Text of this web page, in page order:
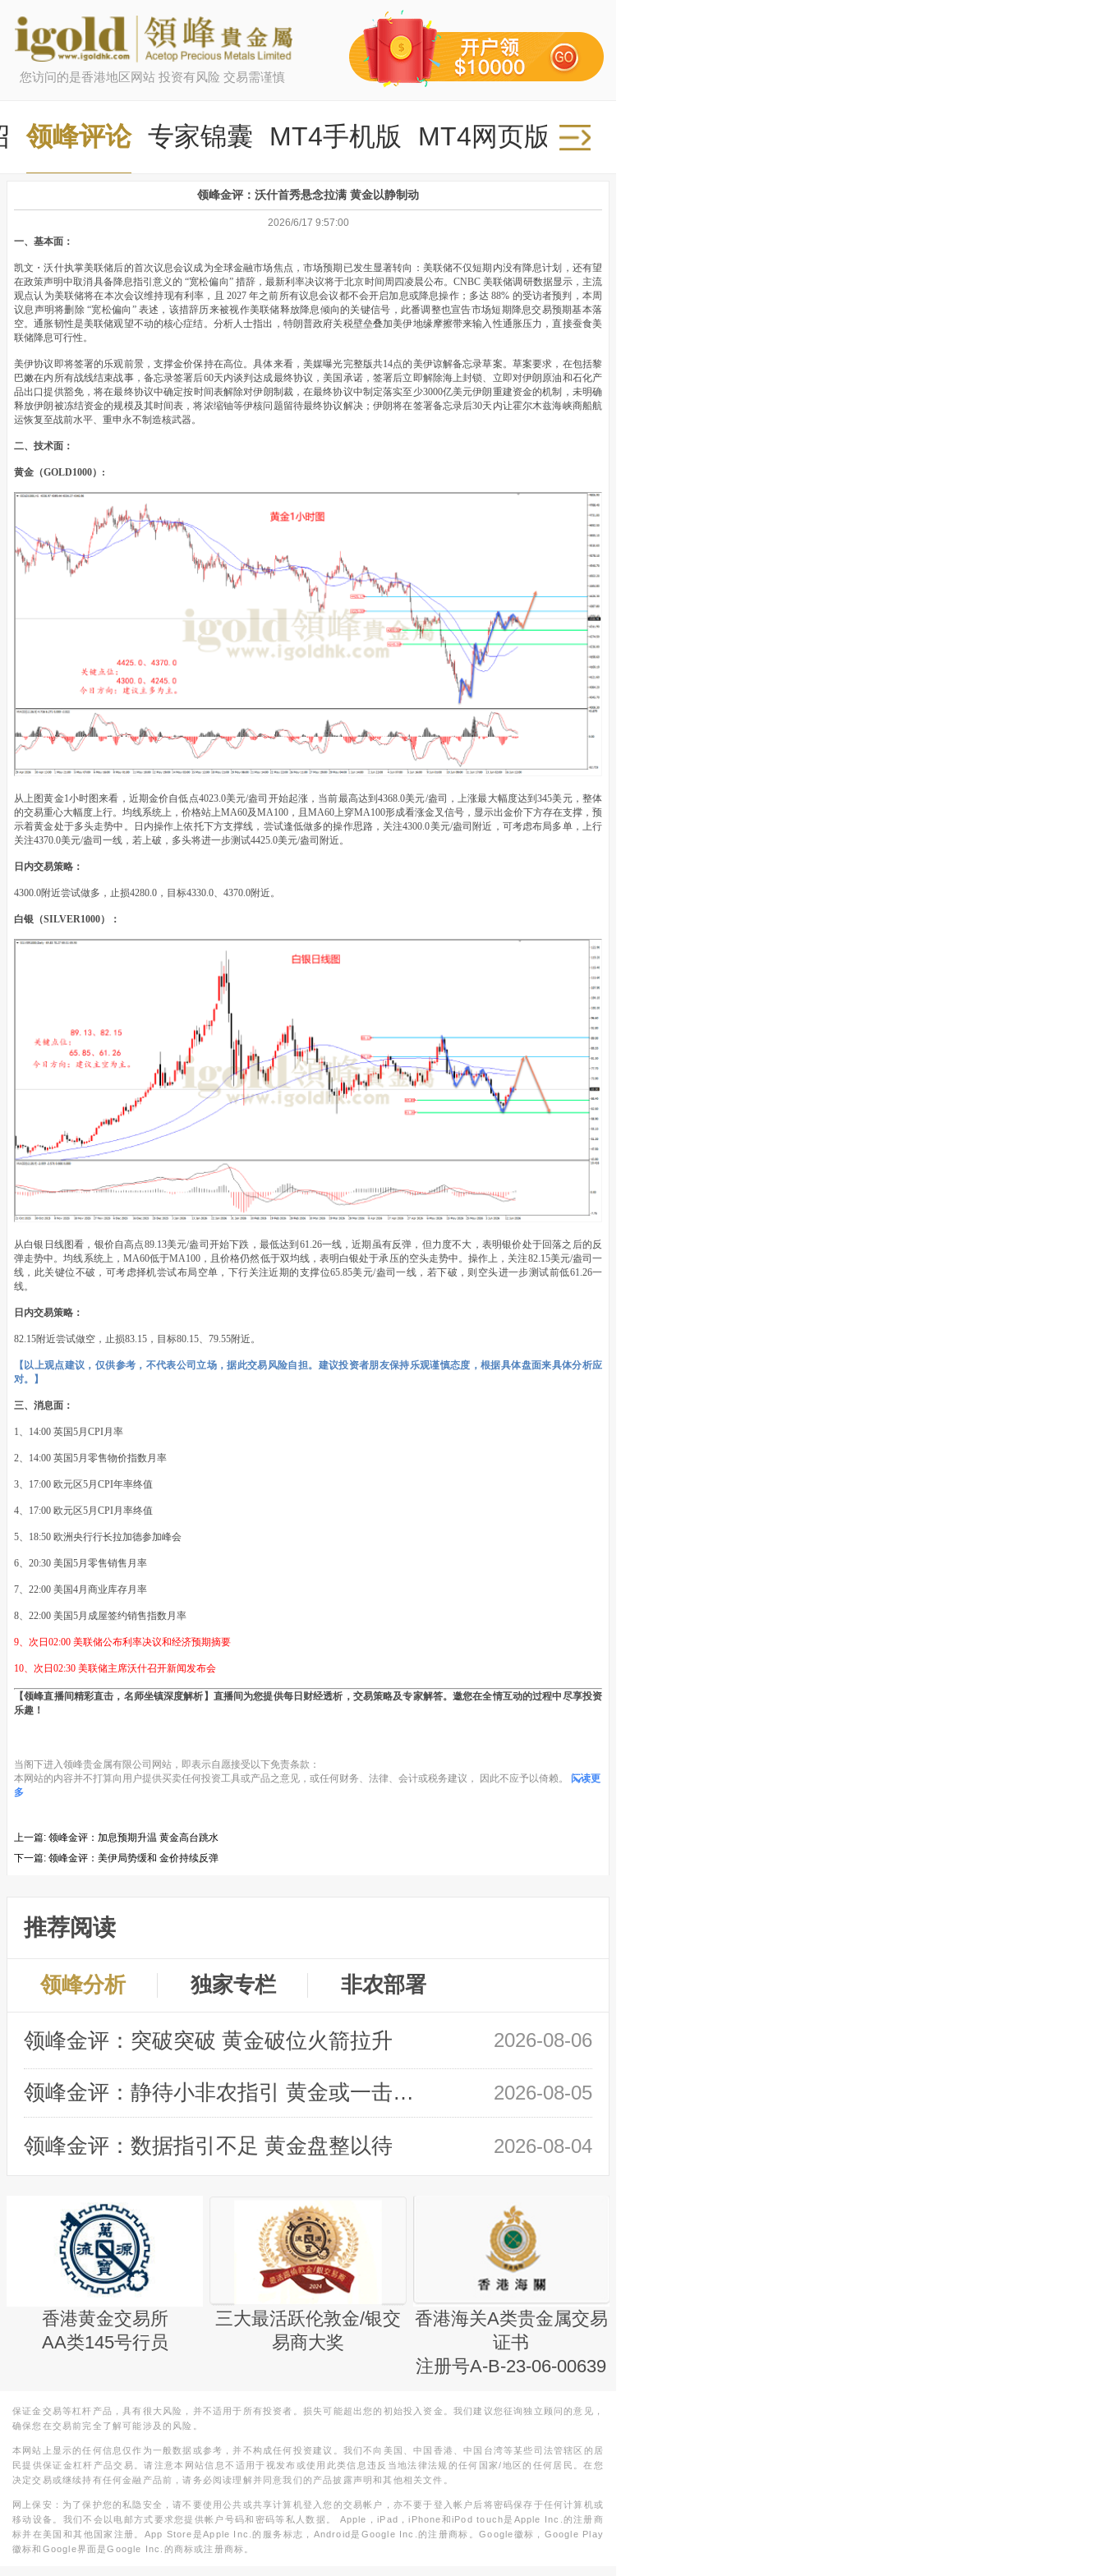
您访问的是香港地区网站 投资有风险 交易需谨慎
领峰评论 专家锦囊 MT4手机版 MT4网页版
领峰金评：沃什首秀悬念拉满 黄金以静制动
2026/6/17 9:57:00
一、基本面：
凯文・沃什执掌美联储后的首次议息会议成为全球金融市场焦点，市场预期已发生显著转向：美联储不仅短期内没有降息计划，还有望
在政策声明中取消具备降息指引意义的 “宽松偏向” 措辞，最新利率决议将于北京时间周四凌晨公布。CNBC 美联储调研数据显示，主流
观点认为美联储将在本次会议维持现有利率，且 2027 年之前所有议息会议都不会开启加息或降息操作；多达 88% 的受访者预判，本周
议息声明将删除 “宽松偏向” 表述，该措辞历来被视作美联储释放降息倾向的关键信号，此番调整也宣告市场短期降息交易预期基本落
空。通胀韧性是美联储观望不动的核心症结。分析人士指出，特朗普政府关税壁垒叠加美伊地缘摩擦带来输入性通胀压力，直接蚕食美
联储降息可行性。
美伊协议即将签署的乐观前景，支撑金价保持在高位。具体来看，美媒曝光完整版共14点的美伊谅解备忘录草案。草案要求，在包括黎
巴嫩在内所有战线结束战事，备忘录签署后60天内谈判达成最终协议，美国承诺，签署后立即解除海上封锁、立即对伊朗原油和石化产
品出口提供豁免，将在最终协议中确定按时间表解除对伊朗制裁，在最终协议中制定落实至少3000亿美元伊朗重建资金的机制，未明确
释放伊朗被冻结资金的规模及其时间表，将浓缩铀等伊核问题留待最终协议解决；伊朗将在签署备忘录后30天内让霍尔木兹海峡商船航
运恢复至战前水平、重申永不制造核武器。
二、技术面：
黄金（GOLD1000）:
从上图黄金1小时图来看，近期金价自低点4023.0美元/盎司开始起涨，当前最高达到4368.0美元/盎司，上涨最大幅度达到345美元，整体
的交易重心大幅度上行。均线系统上，价格站上MA60及MA100，且MA60上穿MA100形成看涨金叉信号，显示出金价下方存在支撑，预
示着黄金处于多头走势中。日内操作上依托下方支撑线，尝试逢低做多的操作思路，关注4300.0美元/盎司附近，可考虑布局多单，上行
关注4370.0美元/盎司一线，若上破，多头将进一步测试4425.0美元/盎司附近。
日内交易策略：
4300.0附近尝试做多，止损4280.0，目标4330.0、4370.0附近。
白银（SILVER1000）：
从白银日线图看，银价自高点89.13美元/盎司开始下跌，最低达到61.26一线，近期虽有反弹，但力度不大，表明银价处于回落之后的反
弹走势中。均线系统上，MA60低于MA100，且价格仍然低于双均线，表明白银处于承压的空头走势中。操作上，关注82.15美元/盎司一
线，此关键位不破，可考虑择机尝试布局空单，下行关注近期的支撑位65.85美元/盎司一线，若下破，则空头进一步测试前低61.26一
线。
日内交易策略：
82.15附近尝试做空，止损83.15，目标80.15、79.55附近。
【以上观点建议，仅供参考，不代表公司立场，据此交易风险自担。建议投资者朋友保持乐观谨慎态度，根据具体盘面来具体分析应
对。】
三、消息面：
1、14:00 英国5月CPI月率
2、14:00 英国5月零售物价指数月率
3、17:00 欧元区5月CPI年率终值
4、17:00 欧元区5月CPI月率终值
5、18:50 欧洲央行行长拉加德参加峰会
6、20:30 美国5月零售销售月率
7、22:00 美国4月商业库存月率
8、22:00 美国5月成屋签约销售指数月率
9、次日02:00 美联储公布利率决议和经济预期摘要
10、次日02:30 美联储主席沃什召开新闻发布会
【领峰直播间精彩直击，名师坐镇深度解析】直播间为您提供每日财经透析，交易策略及专家解答。邀您在全情互动的过程中尽享投资
乐趣！
当阁下进入领峰贵金属有限公司网站，即表示自愿接受以下免责条款：
本网站的内容并不打算向用户提供买卖任何投资工具或产品之意见，或任何财务、法律、会计或税务建议， 因此不应予以倚赖。 阅读更
多
上一篇: 领峰金评：加息预期升温 黄金高台跳水
下一篇: 领峰金评：美伊局势缓和 金价持续反弹
推荐阅读
领峰分析 独家专栏 非农部署
领峰金评：突破突破 黄金破位火箭拉升 2026-08-06
领峰金评：静待小非农指引 黄金或一击破局 2026-08-05
领峰金评：数据指引不足 黄金盘整以待 2026-08-04
香港黄金交易所
AA类145号行员
三大最活跃伦敦金/银交
易商大奖
香港海关A类贵金属交易
证书
注册号A-B-23-06-00639
保证金交易等杠杆产品，具有很大风险，并不适用于所有投资者。损失可能超出您的初始投入资金。我们建议您征询独立顾问的意见，
确保您在交易前完全了解可能涉及的风险。
本网站上显示的任何信息仅作为一般数据或参考，并不构成任何投资建议。我们不向美国、中国香港、中国台湾等某些司法管辖区的居
民提供保证金杠杆产品交易。请注意本网站信息不适用于视发布或使用此类信息违反当地法律法规的任何国家/地区的任何居民。在您
决定交易或继续持有任何金融产品前，请务必阅读理解并同意我们的产品披露声明和其他相关文件。
网上保安：为了保护您的私隐安全，请不要使用公共或共享计算机登入您的交易帐户，亦不要于登入帐户后将密码保存于任何计算机或
移动设备。我们不会以电邮方式要求您提供帐户号码和密码等私人数据。 Apple，iPad，iPhone和iPod touch是Apple Inc.的注册商
标并在美国和其他国家注册。App Store是Apple Inc.的服务标志，Android是Google Inc.的注册商标。Google徽标，Google Play
徽标和Google界面是Google Inc.的商标或注册商标。